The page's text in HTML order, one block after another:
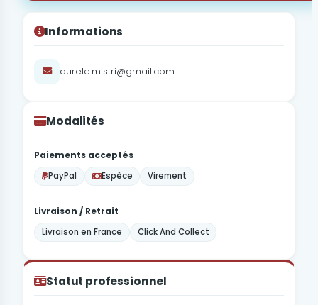
Informations
aurele.mistri@gmail.com
Modalités
Paiements acceptés
PayPal
Espèce Virement
Livraison / Retrait
Livraison en France
Click And Collect
Statut professionnel